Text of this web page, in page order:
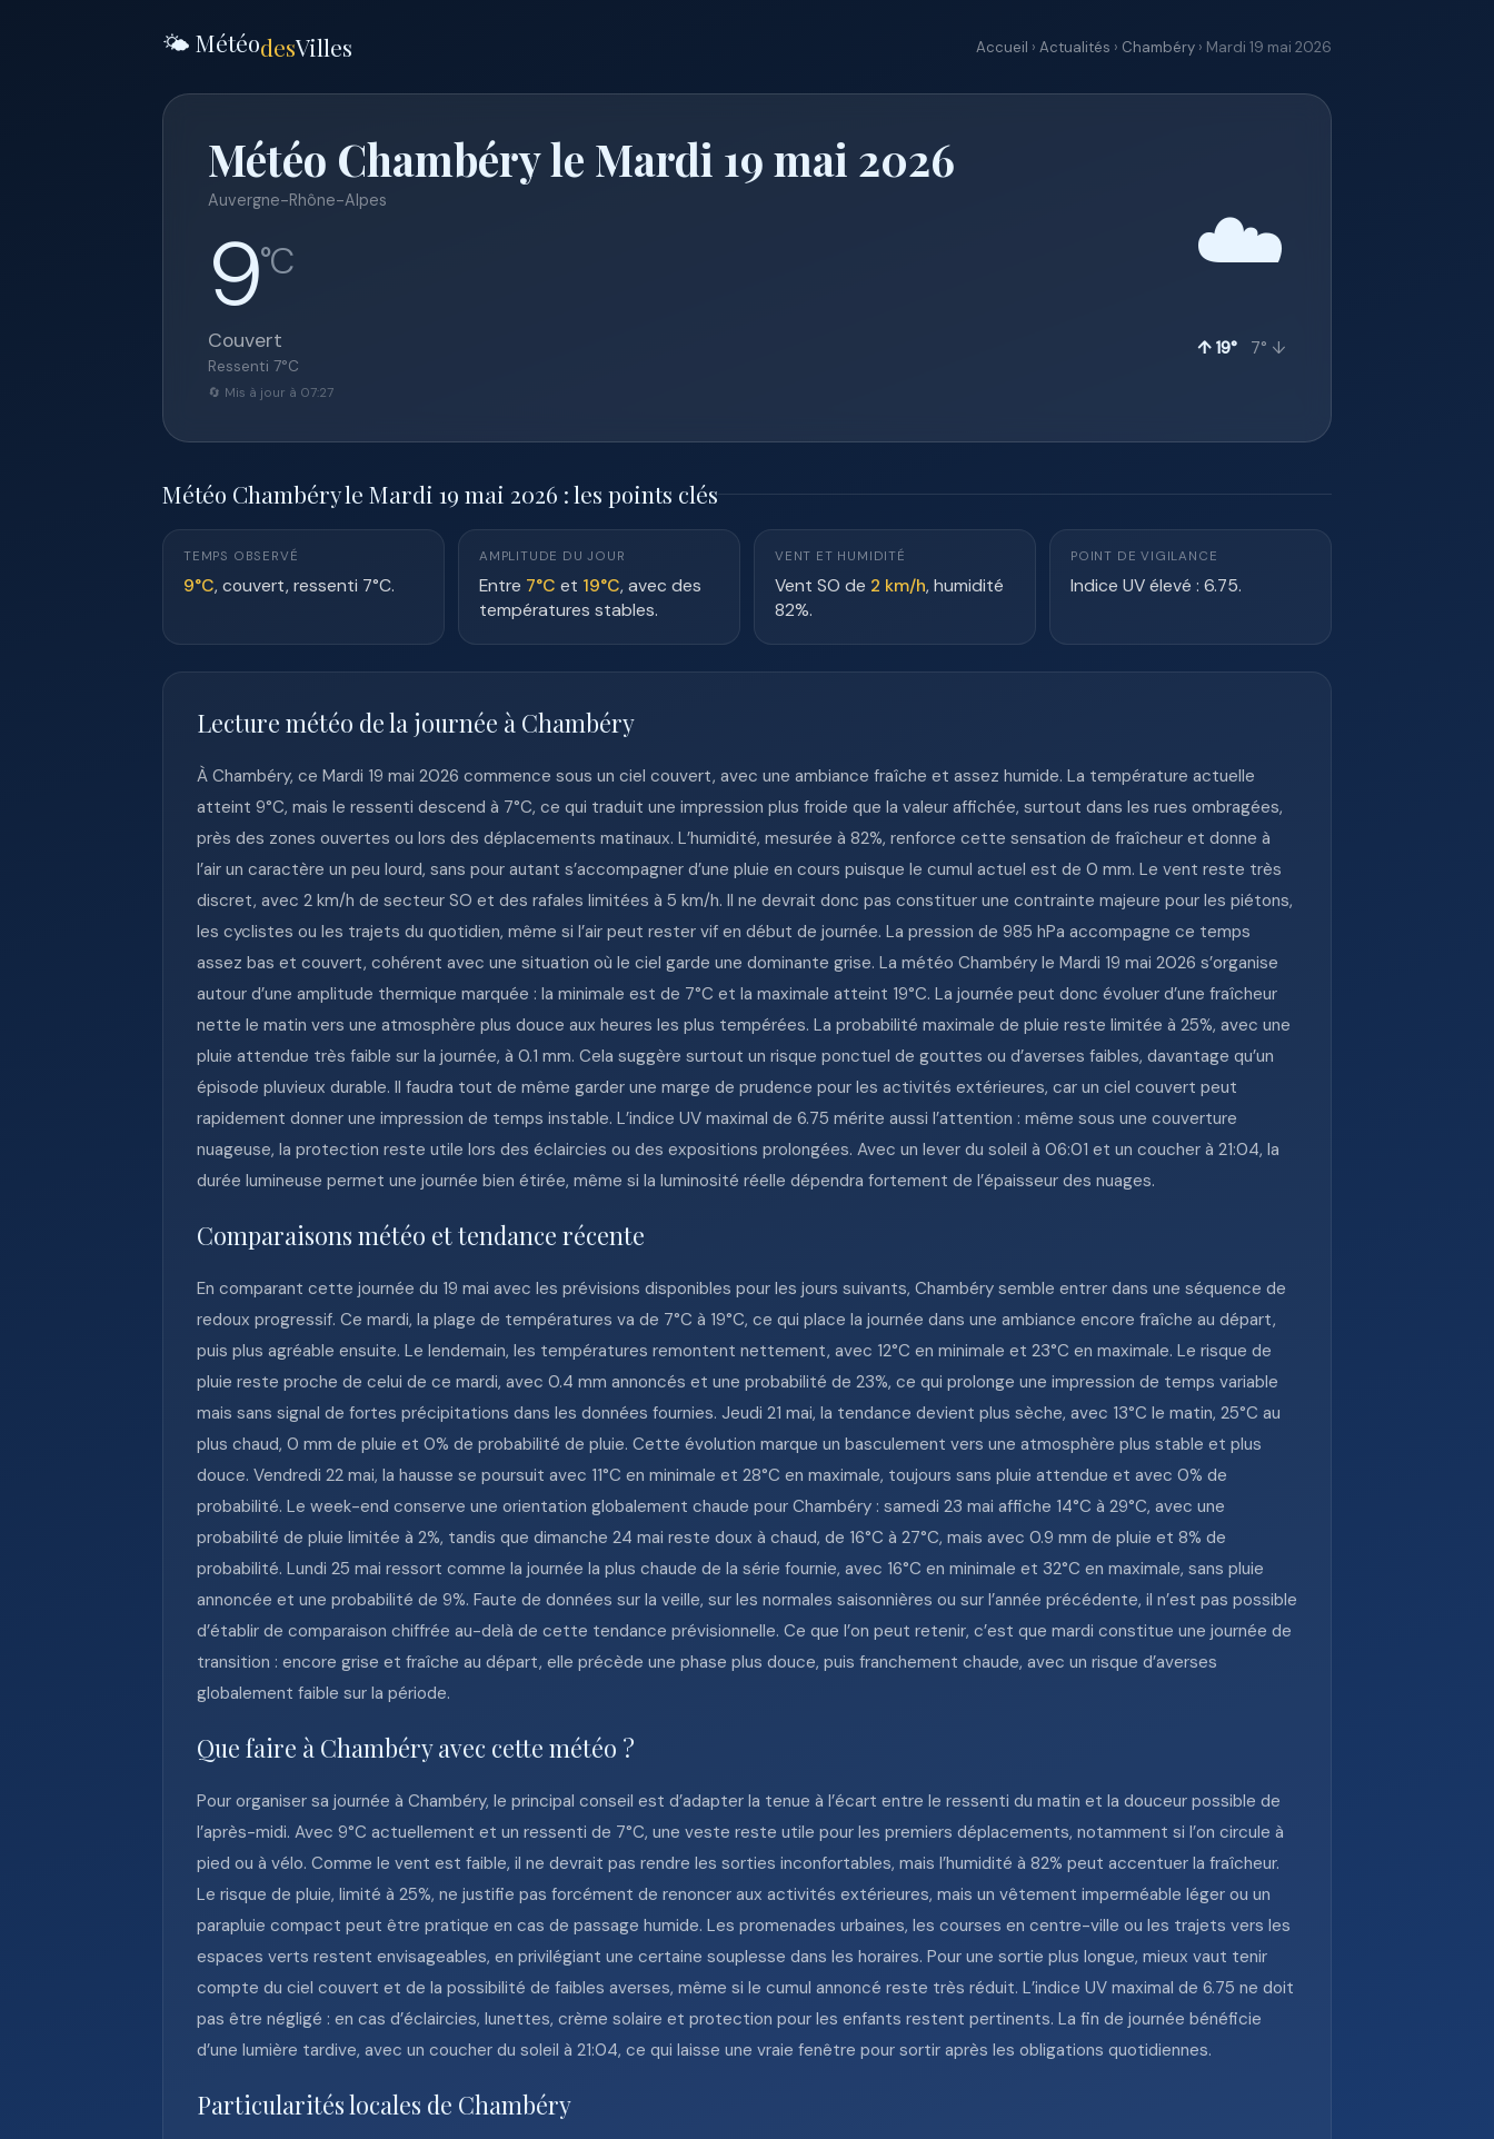
🌤️ MétéodesVilles Accueil › Actualités › Chambéry › Mardi 19 mai 2026
Météo Chambéry le Mardi 19 mai 2026
Auvergne-Rhône-Alpes
9°C
Couvert
Ressenti 7°C
🔄 Mis à jour à 07:27
☁️
↑ 19° 7° ↓
Météo Chambéry le Mardi 19 mai 2026 : les points clés
TEMPS OBSERVÉ
9°C, couvert, ressenti 7°C.
AMPLITUDE DU JOUR
Entre 7°C et 19°C, avec des
températures stables.
VENT ET HUMIDITÉ
Vent SO de 2 km/h, humidité
82%.
POINT DE VIGILANCE
Indice UV élevé : 6.75.
Lecture météo de la journée à Chambéry
À Chambéry, ce Mardi 19 mai 2026 commence sous un ciel couvert, avec une ambiance fraîche et assez humide. La température actuelle
atteint 9°C, mais le ressenti descend à 7°C, ce qui traduit une impression plus froide que la valeur affichée, surtout dans les rues ombragées,
près des zones ouvertes ou lors des déplacements matinaux. L’humidité, mesurée à 82%, renforce cette sensation de fraîcheur et donne à
l’air un caractère un peu lourd, sans pour autant s’accompagner d’une pluie en cours puisque le cumul actuel est de 0 mm. Le vent reste très
discret, avec 2 km/h de secteur SO et des rafales limitées à 5 km/h. Il ne devrait donc pas constituer une contrainte majeure pour les piétons,
les cyclistes ou les trajets du quotidien, même si l’air peut rester vif en début de journée. La pression de 985 hPa accompagne ce temps
assez bas et couvert, cohérent avec une situation où le ciel garde une dominante grise. La météo Chambéry le Mardi 19 mai 2026 s’organise
autour d’une amplitude thermique marquée : la minimale est de 7°C et la maximale atteint 19°C. La journée peut donc évoluer d’une fraîcheur
nette le matin vers une atmosphère plus douce aux heures les plus tempérées. La probabilité maximale de pluie reste limitée à 25%, avec une
pluie attendue très faible sur la journée, à 0.1 mm. Cela suggère surtout un risque ponctuel de gouttes ou d’averses faibles, davantage qu’un
épisode pluvieux durable. Il faudra tout de même garder une marge de prudence pour les activités extérieures, car un ciel couvert peut
rapidement donner une impression de temps instable. L’indice UV maximal de 6.75 mérite aussi l’attention : même sous une couverture
nuageuse, la protection reste utile lors des éclaircies ou des expositions prolongées. Avec un lever du soleil à 06:01 et un coucher à 21:04, la
durée lumineuse permet une journée bien étirée, même si la luminosité réelle dépendra fortement de l’épaisseur des nuages.
Comparaisons météo et tendance récente
En comparant cette journée du 19 mai avec les prévisions disponibles pour les jours suivants, Chambéry semble entrer dans une séquence de
redoux progressif. Ce mardi, la plage de températures va de 7°C à 19°C, ce qui place la journée dans une ambiance encore fraîche au départ,
puis plus agréable ensuite. Le lendemain, les températures remontent nettement, avec 12°C en minimale et 23°C en maximale. Le risque de
pluie reste proche de celui de ce mardi, avec 0.4 mm annoncés et une probabilité de 23%, ce qui prolonge une impression de temps variable
mais sans signal de fortes précipitations dans les données fournies. Jeudi 21 mai, la tendance devient plus sèche, avec 13°C le matin, 25°C au
plus chaud, 0 mm de pluie et 0% de probabilité de pluie. Cette évolution marque un basculement vers une atmosphère plus stable et plus
douce. Vendredi 22 mai, la hausse se poursuit avec 11°C en minimale et 28°C en maximale, toujours sans pluie attendue et avec 0% de
probabilité. Le week-end conserve une orientation globalement chaude pour Chambéry : samedi 23 mai affiche 14°C à 29°C, avec une
probabilité de pluie limitée à 2%, tandis que dimanche 24 mai reste doux à chaud, de 16°C à 27°C, mais avec 0.9 mm de pluie et 8% de
probabilité. Lundi 25 mai ressort comme la journée la plus chaude de la série fournie, avec 16°C en minimale et 32°C en maximale, sans pluie
annoncée et une probabilité de 9%. Faute de données sur la veille, sur les normales saisonnières ou sur l’année précédente, il n’est pas possible
d’établir de comparaison chiffrée au-delà de cette tendance prévisionnelle. Ce que l’on peut retenir, c’est que mardi constitue une journée de
transition : encore grise et fraîche au départ, elle précède une phase plus douce, puis franchement chaude, avec un risque d’averses
globalement faible sur la période.
Que faire à Chambéry avec cette météo ?
Pour organiser sa journée à Chambéry, le principal conseil est d’adapter la tenue à l’écart entre le ressenti du matin et la douceur possible de
l’après-midi. Avec 9°C actuellement et un ressenti de 7°C, une veste reste utile pour les premiers déplacements, notamment si l’on circule à
pied ou à vélo. Comme le vent est faible, il ne devrait pas rendre les sorties inconfortables, mais l’humidité à 82% peut accentuer la fraîcheur.
Le risque de pluie, limité à 25%, ne justifie pas forcément de renoncer aux activités extérieures, mais un vêtement imperméable léger ou un
parapluie compact peut être pratique en cas de passage humide. Les promenades urbaines, les courses en centre-ville ou les trajets vers les
espaces verts restent envisageables, en privilégiant une certaine souplesse dans les horaires. Pour une sortie plus longue, mieux vaut tenir
compte du ciel couvert et de la possibilité de faibles averses, même si le cumul annoncé reste très réduit. L’indice UV maximal de 6.75 ne doit
pas être négligé : en cas d’éclaircies, lunettes, crème solaire et protection pour les enfants restent pertinents. La fin de journée bénéficie
d’une lumière tardive, avec un coucher du soleil à 21:04, ce qui laisse une vraie fenêtre pour sortir après les obligations quotidiennes.
Particularités locales de Chambéry